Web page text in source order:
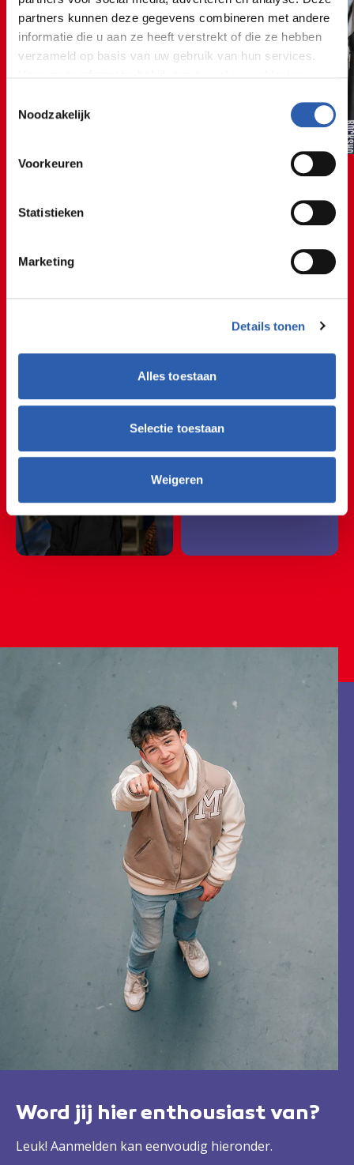
partners kunnen deze gegevens combineren met andere
informatie die u aan ze heeft verstrekt of die ze hebben
verzameld op basis van uw gebruik van hun services.
We werken samen met
die uw gegevens
Noodzakelijk
Voorkeuren
Statistieken
Marketing
Details tonen
Alles toestaan
Selectie toestaan
Weigeren
Auto
🚗
Word jij hier enthousiast van?
Leuk! Aanmelden kan eenvoudig hieronder.